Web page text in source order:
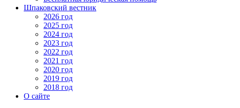
Шпаковский вестник
2026 год
2025 год
2024 год
2023 год
2022 год
2021 год
2020 год
2019 год
2018 год
О сайте